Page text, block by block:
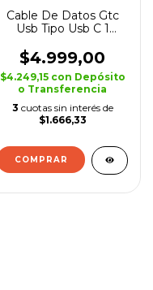
Cable De Datos Gtc
Usb Tipo Usb C 1
Moto
$4.999,00
$4.249,15 con Depósito
o Transferencia
3 cuotas sin interés de
$1.666,33
COMPRAR